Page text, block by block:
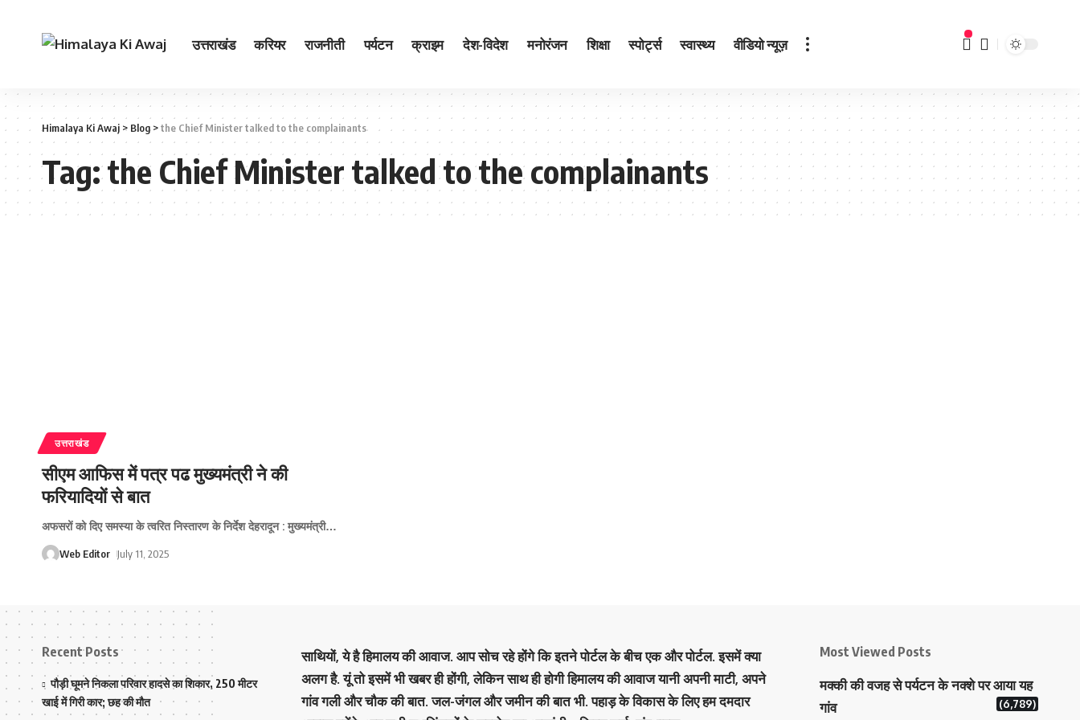
उत्तराखंड करियर राजनीती पर्यटन क्राइम देश-विदेश मनोरंजन शिक्षा स्पोर्ट्स स्वास्थ्य वीडियो न्यूज़
Himalaya Ki Awaj > Blog>the Chief Minister talked to the complainants
Tag:the Chief Minister talked to the complainants
उत्तराखंड
सीएम आफिस में पत्र पढ मुख्‍यमंत्री ने की
फरियादियों से बात
अफसरों को दिए समस्‍या के त्‍वरित निस्‍तारण के निर्देश देहरादून : मुख्‍यमंत्री…
Web Editor July 11, 2025
Recent Posts
पौड़ी घूमने निकला परिवार हादसे का शिकार, 250 मीटर
खाई में गिरी कार; छह की मौत
साथियों, ये है हिमालय की आवाज. आप सोच रहे होंगे कि इतने पोर्टल के बीच एक और पोर्टल. इसमें क्या
अलग है. यूं तो इसमें भी खबर ही होंगी, लेकिन साथ ही होगी हिमालय की आवाज यानी अपनी माटी, अपने
गांव गली और चौक की बात. जल-जंगल और जमीन की बात भी. पहाड़ के विकास के लिए हम दमदार
Most Viewed Posts
मक्‍की की वजह से पर्यटन के नक्‍शे पर आया यह
गांव
(6,789)